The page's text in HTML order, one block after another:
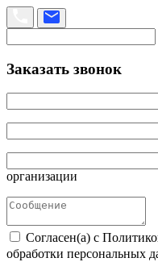
Заказать звонок
организации
Согласен(а) с
обработки персональных